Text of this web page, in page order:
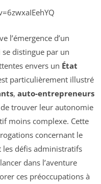
l’émergence d’un
se distingue par un
envers un État
particulièrement illustré
, auto-entrepreneurs
trouver leur autonomie
moins complexe. Cette
concernant le
les défis administratifs
dans l’aventure
ces préoccupations à